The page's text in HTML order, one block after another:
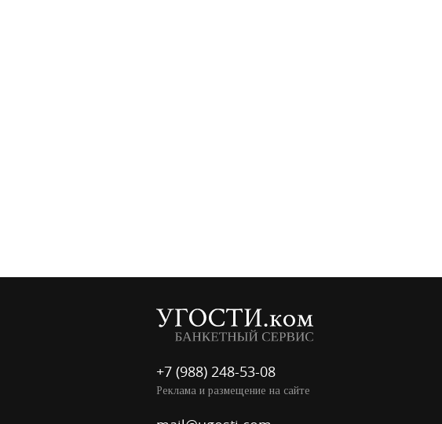
+7 (988) 248-53-08
Реклама и размещение на сайте